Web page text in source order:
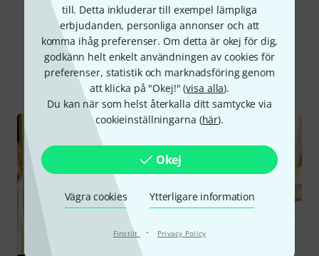
till. Detta inkluderar till exempel lämpliga
erbjudanden, personliga annonser och att
komma ihåg preferenser. Om detta är okej för dig,
godkänn helt enkelt användningen av cookies för
preferenser, statistik och marknadsföring genom
att klicka på "Okej!" (visa alla).
Du kan när som helst återkalla ditt samtycke via
cookieinställningarna (här).
Okej
Vägra cookies Ytterligare information
Finstilt · Privacy Policy
Visste du?
Alla Onlineguide